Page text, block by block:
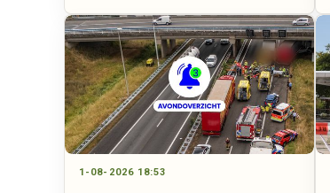
1-08-2026 18:53